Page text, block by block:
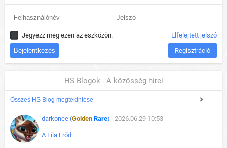
Jegyezz meg ezen az eszközön. Elfelejtett jelszó
Regisztráció
HS Blogok - A közösség hírei
Összes HS Blog megtekintése
darkonee (Golden Rare) | 2026.06.29 10:53
A Lila Erőd